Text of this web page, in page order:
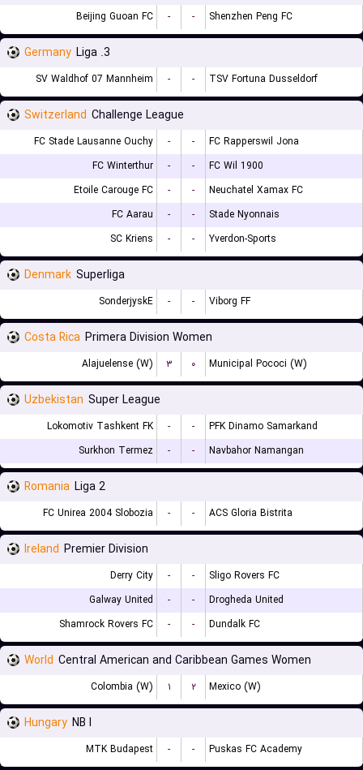
Beijing Guoan FC - - Shenzhen Peng FC
Germany 3. Liga
SV Waldhof 07 Mannheim - - TSV Fortuna Dusseldorf
Switzerland Challenge League
FC Stade Lausanne Ouchy - -
FC Rapperswil Jona
FC Winterthur
- -
FC Wil 1900
Etoile Carouge FC
- -
Neuchatel Xamax FC
FC Aarau
- -
Stade Nyonnais
SC Kriens
- - Yverdon-Sports
Denmark Superliga
SonderjyskE - - Viborg FF
Costa Rica Primera Division Women
Alajuelense (W) ۳ ۰ Municipal Pococi (W)
Uzbekistan Super League
Lokomotiv Tashkent FK - -
PFK Dinamo Samarkand
Surkhon Termez
- - Navbahor Namangan
Romania Liga 2
FC Unirea 2004 Slobozia - - ACS Gloria Bistrita
Ireland Premier Division
Derry City - -
Sligo Rovers FC
Galway United
- -
Drogheda United
Shamrock Rovers FC
- - Dundalk FC
World Central American and Caribbean Games Women
Colombia (W) ۱ ۲ Mexico (W)
Hungary NB I
MTK Budapest - - Puskas FC Academy